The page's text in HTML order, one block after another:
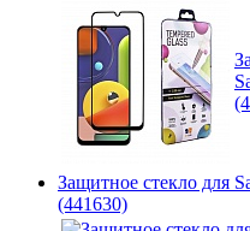
Защитное стекло для
(441630)